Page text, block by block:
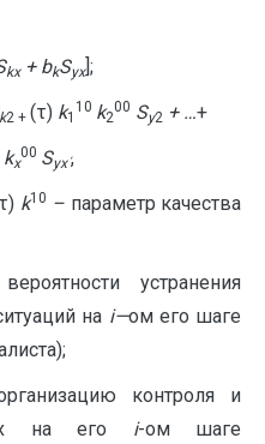
kx+ bkSyx];
k2 + (τ) k1
10 k2
00 Sy2 + …+
kx
00 Syx΄,
k10 – параметр качества
устранения
на i—ом его шаге
контроля и
на его i-ом шаге